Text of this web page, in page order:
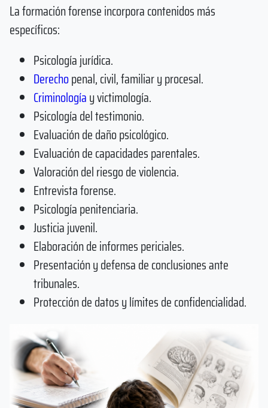
La formación forense incorpora contenidos más
específicos:
Psicología jurídica.
Derechopenal, civil, familiar y procesal.
Criminologíay victimología.
Psicología del testimonio.
Evaluación de daño psicológico.
Evaluación de capacidades parentales.
Valoración del riesgo de violencia.
Entrevista forense.
Psicología penitenciaria.
Justicia juvenil.
Elaboración de informes periciales.
Presentación y defensa de conclusiones ante
tribunales.
Protección de datos y límites de confidencialidad.